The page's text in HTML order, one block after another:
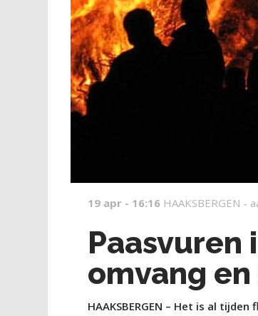
19 apr - 16:16 HAAKSBERGEN -
Paasvuren
omvang
HAAKSBERGEN – Het is al tijden